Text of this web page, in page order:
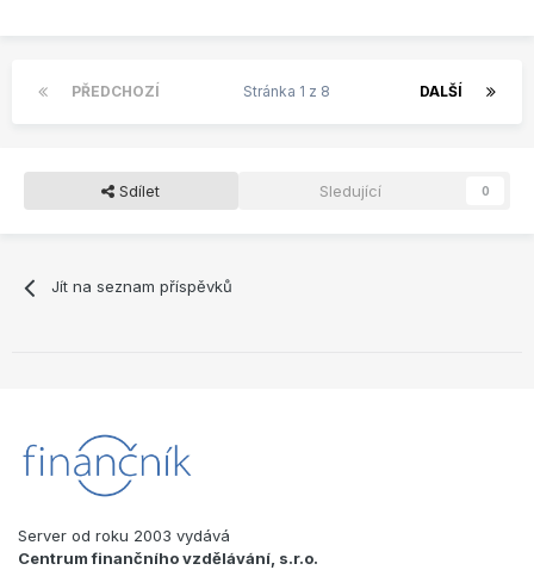
PŘEDCHOZÍ DALŠÍ
Stránka 1 z 8
Sdílet Sledující 0
Jít na seznam příspěvků
Server od roku 2003 vydává
Centrum finančního vzdělávání, s.r.o.